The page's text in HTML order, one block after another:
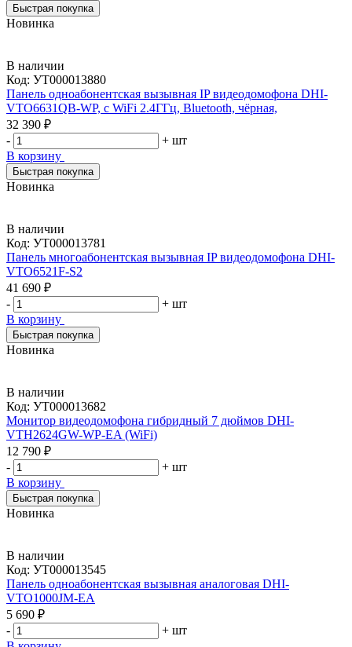
Быстрая покупка
Новинка
В наличии
Код: УТ000013880
Панель одноабонентская вызывная IP видеодомофона DHI-
VTO6631QB-WP, с WiFi 2.4ГГц, Bluetooth, чёрная,
32 390 ₽
-
+ шт
В корзину
Быстрая покупка
Новинка
В наличии
Код: УТ000013781
Панель многоабонентская вызывная IP видеодомофона DHI-
VTO6521F-S2
41 690 ₽
-
+ шт
В корзину
Быстрая покупка
Новинка
В наличии
Код: УТ000013682
Монитор видеодомофона гибридный 7 дюймов DHI-
VTH2624GW-WP-EA (WiFi)
12 790 ₽
-
+ шт
В корзину
Быстрая покупка
Новинка
В наличии
Код: УТ000013545
Панель одноабонентская вызывная аналоговая DHI-
VTO1000JM-EA
5 690 ₽
-
+ шт